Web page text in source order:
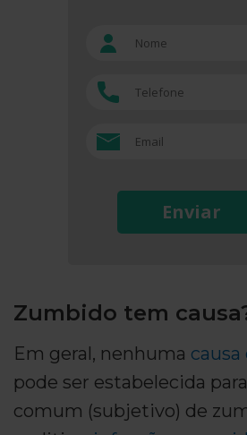
Enviar
Zumbido tem
Em geral, nenhuma causa
pode ser estabelecida
comum (subjetivo) de